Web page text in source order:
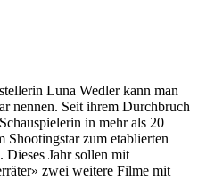
Luna Wedler kann man
nennen. Seit ihrem Durchbruch
in mehr als 20
Shootingstar zum etablierten
Jahr sollen mit
zwei weitere Filme mit